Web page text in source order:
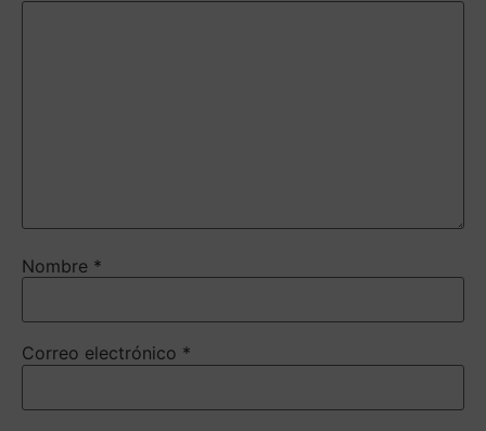
Nombre *
Correo electrónico *